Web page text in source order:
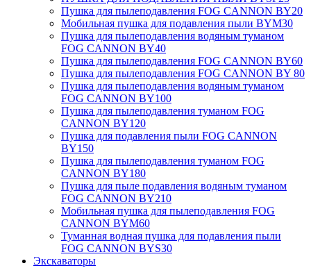
Пушка для пылеподавления FOG CANNON BY20
Мобильная пушка для подавления пыли BYM30
Пушка для пылеподавления водяным туманом
FOG CANNON BY40
Пушка для пылеподавления FOG CANNON BY60
Пушка для пылеподавления FOG CANNON BY 80
Пушка для пылеподавления водяным туманом
FOG CANNON BY100
Пушка для пылеподавления туманом FOG
CANNON BY120
Пушка для подавления пыли FOG CANNON
BY150
Пушка для пылеподавления туманом FOG
CANNON BY180
Пушка для пыле подавления водяным туманом
FOG CANNON BY210
Мобильная пушка для пылеподавления FOG
CANNON BYM60
Туманная водная пушка для подавления пыли
FOG CANNON BYS30
Экскаваторы